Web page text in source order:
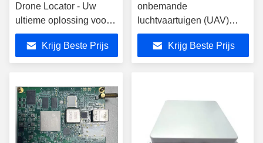
Drone Locator - Uw
ultieme oplossing voor
dronebewaking op lage
hoogteKrijg Beste Prijs
onbemande
luchtvaartuigen (UAV)
aanvals- en
verkenningsapparatuur
Krijg Beste Prijs